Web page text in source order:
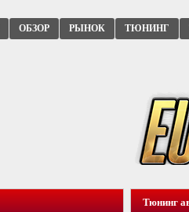
ОБЗОР РЫНОК ТЮНИНГ
Тюнинг